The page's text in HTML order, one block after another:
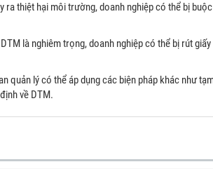
ra thiệt hại môi trường, doanh nghiệp có thể bị
là nghiêm trọng, doanh nghiệp có thể bị rút
quản lý có thể áp dụng các biện pháp khác như
về DTM.